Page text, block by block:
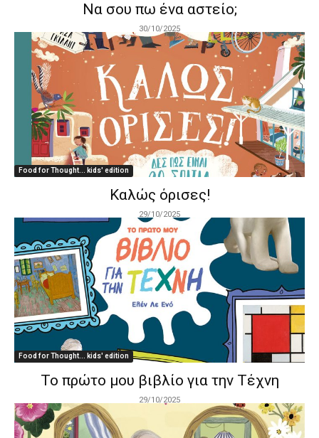
Να σου πω ένα αστείο;
30/10/2025
Food for Thought... kids' edition
Καλώς όρισες!
29/10/2025
Food for Thought... kids' edition
Το πρώτο μου βιβλίο για την Τέχνη
29/10/2025